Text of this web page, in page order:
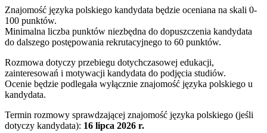
Znajomość języka polskiego kandydata będzie oceniana na skali 0-
100 punktów.
Minimalna liczba punktów niezbędna do dopuszczenia kandydata
do dalszego postępowania rekrutacyjnego to 60 punktów.
Rozmowa dotyczy przebiegu dotychczasowej edukacji,
zainteresowań i motywacji kandydata do podjęcia studiów.
Ocenie będzie podlegała wyłącznie znajomość języka polskiego u
kandydata.
Termin rozmowy sprawdzającej znajomość języka polskiego (jeśli
dotyczy kandydata): 16 lipca 2026 r.